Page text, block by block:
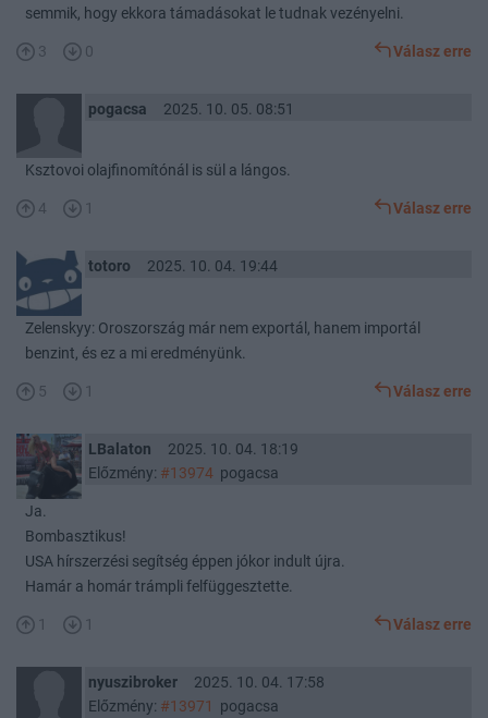
semmik, hogy ekkora támadásokat le tudnak vezényelni.
3 0 Válasz erre
pogacsa 2025. 10. 05. 08:51
Ksztovoi olajfinomítónál is sül a lángos.
4 1 Válasz erre
totoro 2025. 10. 04. 19:44
Zelenskyy: Oroszország már nem exportál, hanem importál
benzint, és ez a mi eredményünk.
5 1 Válasz erre
LBalaton
2025. 10. 04. 18:19
Előzmény: #13974pogacsa
Ja.
Bombasztikus!
USA hírszerzési segítség éppen jókor indult újra.
Hamár a homár trámpli felfüggesztette.
1 1 Válasz erre
nyuszibroker
2025. 10. 04. 17:58
Előzmény: #13971 pogacsa